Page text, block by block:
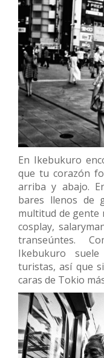
En Ikebukuro
que tu corazón
arriba y abajo.
bares llenos de
multitud de gente
cosplay,
transeúntes.
Ikebukuro
turistas, así que
caras de Tokio